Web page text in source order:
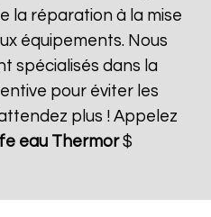
la réparation à la mise
équipements. Nous
spécialisés dans la
pour éviter les
plus ! Appelez
eau Thermor$